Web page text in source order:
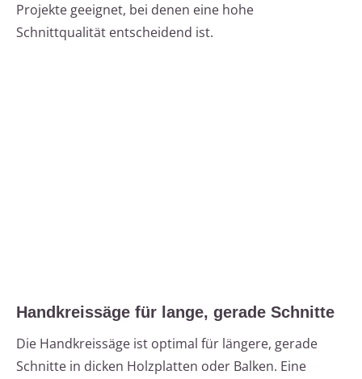
Projekte geeignet, bei denen eine hohe
Schnittqualität entscheidend ist.
Handkreissäge für lange, gerade Schnitte
Die Handkreissäge ist optimal für längere, gerade
Schnitte in dicken Holzplatten oder Balken. Eine